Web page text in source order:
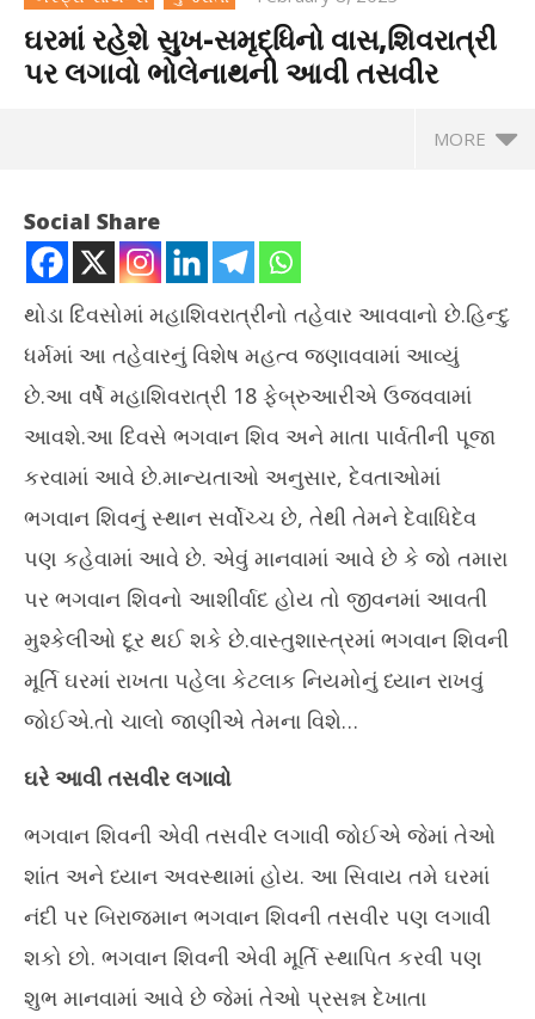
ઘરમાં રહેશે સુખ-સમૃદ્ધિનો વાસ,શિવરાત્રી
પર લગાવો ભોલેનાથની આવી તસવીર
MORE
NOW VIEWING
ઘરમાં રહેશે સુખ-સમૃદ્ધિનો વાસ,શિવરાત્રી પર લગાવો ભોલેનાથની
આવી તસવીર
February
8, 2023
Social Share
થોડા દિવસોમાં મહાશિવરાત્રીનો તહેવાર આવવાનો છે.હિન્દુ
ધર્મમાં આ તહેવારનું વિશેષ મહત્વ જણાવવામાં આવ્યું
છે.આ વર્ષે મહાશિવરાત્રી 18 ફેબ્રુઆરીએ ઉજવવામાં
આવશે.આ દિવસે ભગવાન શિવ અને માતા પાર્વતીની પૂજા
કરવામાં આવે છે.માન્યતાઓ અનુસાર, દેવતાઓમાં
ભગવાન શિવનું સ્થાન સર્વોચ્ચ છે, તેથી તેમને દેવાધિદેવ
પણ કહેવામાં આવે છે. એવું માનવામાં આવે છે કે જો તમારા
પર ભગવાન શિવનો આશીર્વાદ હોય તો જીવનમાં આવતી
મુશ્કેલીઓ દૂર થઈ શકે છે.વાસ્તુશાસ્ત્રમાં ભગવાન શિવની
મૂર્તિ ઘરમાં રાખતા પહેલા કેટલાક નિયમોનું ધ્યાન રાખવું
જોઈએ.તો ચાલો જાણીએ તેમના વિશે…
ઘરે આવી તસવીર લગાવો
ભગવાન શિવની એવી તસવીર લગાવી જોઈએ જેમાં તેઓ
શાંત અને ધ્યાન અવસ્થામાં હોય. આ સિવાય તમે ઘરમાં
નંદી પર બિરાજમાન ભગવાન શિવની તસવીર પણ લગાવી
શકો છો. ભગવાન શિવની એવી મૂર્તિ સ્થાપિત કરવી પણ
શુભ માનવામાં આવે છે જેમાં તેઓ પ્રસન્ન દેખાતા